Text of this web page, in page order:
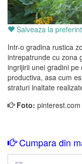
Salveaza la
Intr-o gradina rustica
intrepatrunde cu zona
ingrijirii unei gradini
productiva, asa cum
straturi inaltate
Foto: pinterest.com
Cumpara din